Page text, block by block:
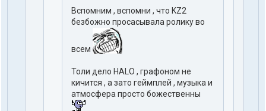
Вспомним , вспомни , что KZ2
безбожно просасывала ролику во
всем
Толи дело HALO , графоном не
кичится , а зато геймплей , музыка и
атмосфера просто божественны